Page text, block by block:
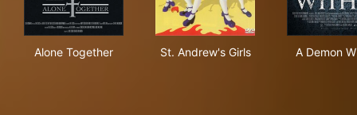
Alone Together St. Andrew's Girls A Demon